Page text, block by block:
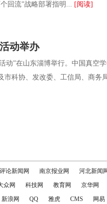
回流”战略部署指明... [阅读]
动举办
在山东淄博举行。中国真空学
科协、发改委、工信局、商务
论新闻网 南京报业网 河北新闻
众网 科技网 教育网 京华网
新浪网 QQ 雅虎 CMS 网易